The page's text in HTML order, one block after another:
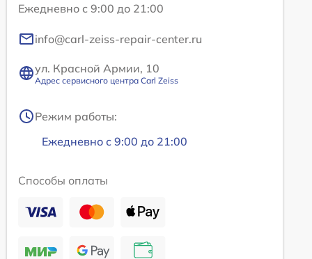
Ежедневно с 9:00 до 21:00
info@carl-zeiss-repair-center.ru
ул. Красной Армии, 10
Адрес сервисного центра Carl Zeiss
Режим работы:
Ежедневно с 9:00 до 21:00
Способы оплаты